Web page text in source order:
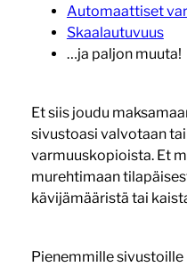
Automaattiset
Skaalautuvuus
…ja paljon muuta!
Et siis joudu
sivustoasi valvotaan
varmuuskopioista. Et
murehtimaan
kävijämääristä tai
Pienemmille